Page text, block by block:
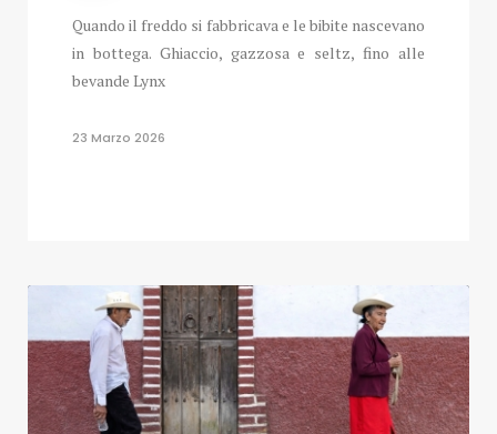
Quando il freddo si fabbricava e le bibite nascevano
in bottega. Ghiaccio, gazzosa e seltz, fino alle
bevande Lynx
23 Marzo 2026